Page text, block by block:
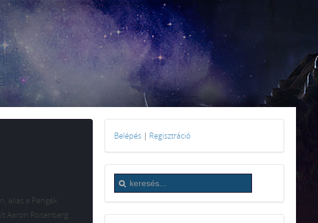
alias a Pengék
Aaron Rosenberg
Belépés | Regisztráció